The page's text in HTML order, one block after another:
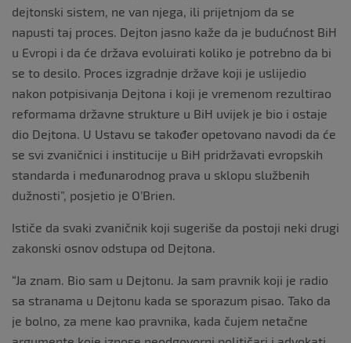
dejtonski sistem, ne van njega, ili prijetnjom da se
napusti taj proces. Dejton jasno kaže da je budućnost BiH
u Evropi i da će država evoluirati koliko je potrebno da bi
se to desilo. Proces izgradnje države koji je uslijedio
nakon potpisivanja Dejtona i koji je vremenom rezultirao
reformama državne strukture u BiH uvijek je bio i ostaje
dio Dejtona. U Ustavu se također opetovano navodi da će
se svi zvaničnici i institucije u BiH pridržavati evropskih
standarda i međunarodnog prava u sklopu službenih
dužnosti”, posjetio je O’Brien.
Ističe da svaki zvaničnik koji sugeriše da postoji neki drugi
zakonski osnov odstupa od Dejtona.
“Ja znam. Bio sam u Dejtonu. Ja sam pravnik koji je radio
sa stranama u Dejtonu kada se sporazum pisao. Tako da
je bolno, za mene kao pravnika, kada čujem netačne